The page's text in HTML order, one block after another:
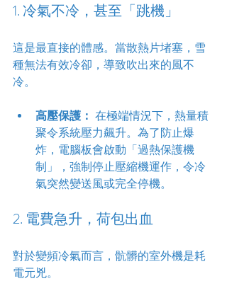
1. 冷氣不冷，甚至「跳機」
這是最直接的體感。當散熱片堵塞，雪
種無法有效冷卻，導致吹出來的風不
冷。
高壓保護： 在極端情況下，熱量積
聚令系統壓力飆升。為了防止爆
炸，電腦板會啟動「過熱保護機
制」，強制停止壓縮機運作，令冷
氣突然變送風或完全停機。
2. 電費急升，荷包出血
對於變頻冷氣而言，骯髒的室外機是耗
電元兇。